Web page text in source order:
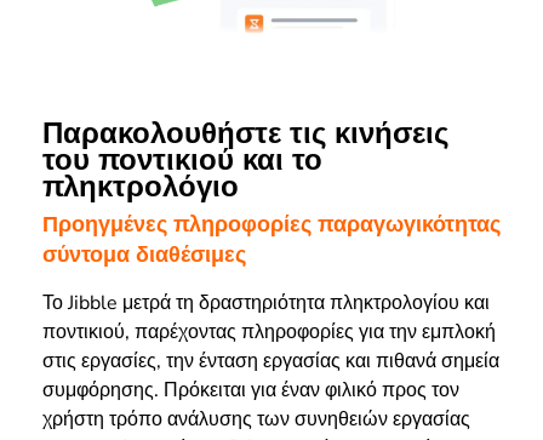
Παρακολουθήστε τις κινήσεις
του ποντικιού και το
πληκτρολόγιο
Προηγμένες πληροφορίες παραγωγικότητας
σύντομα διαθέσιμες
Το Jibble μετρά τη δραστηριότητα πληκτρολογίου και
ποντικιού, παρέχοντας πληροφορίες για την εμπλοκή
στις εργασίες, την ένταση εργασίας και πιθανά σημεία
συμφόρησης. Πρόκειται για έναν φιλικό προς τον
χρήστη τρόπο ανάλυσης των συνηθειών εργασίας